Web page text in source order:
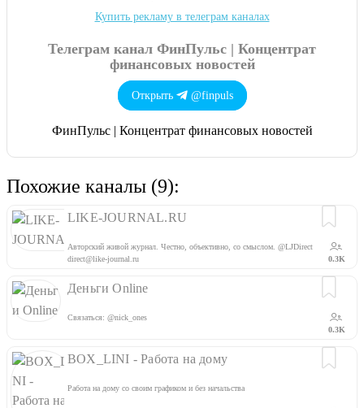
Телеграм канал ФинПульс | Концентрат
финансовых новостей
Открыть @finpuls
ФинПульс | Концентрат финансовых новостей
Купить рекламу в телеграм каналах
Похожие каналы (9):
LIKE-JOURNAL.RU
Авторский живой журнал. Честно, объективно, со смыслом. @LJDirect
direct@like-journal.ru
0.3K
Деньги Online
Связаться: @nick_ones
0.3K
BOX_LINI - Работа на дому
Работа на дому со своим графиком и без начальства